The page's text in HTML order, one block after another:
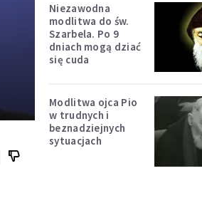
Niezawodna
modlitwa do św.
Szarbela. Po 9
dniach mogą dziać
się cuda
Modlitwa ojca Pio
w trudnych i
beznadziejnych
sytuacjach